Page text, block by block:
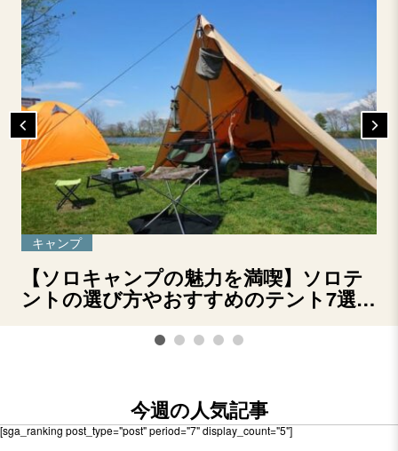
キャンプ
【ソロキャンプの魅力を満喫】ソロテ
ントの選び方やおすすめのテント7選を
今週の人気記事
[sga_ranking post_type="post" period="7" display_count="5"]